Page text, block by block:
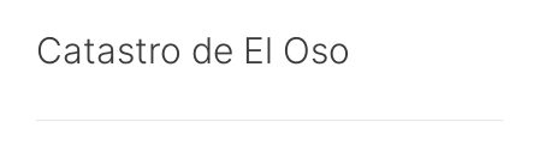
Catastro de El Oso